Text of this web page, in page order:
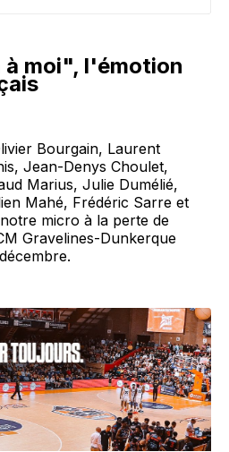
moi", l'émotion
Bourgain, Laurent
Jean-Denys Choulet,
Marius, Julie Dumélié,
Mahé, Frédéric Sarre et
micro à la perte de
Gravelines-Dunkerque